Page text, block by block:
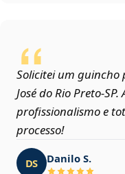
Solicitei um guincho
José do Rio
profissionalismo e
processo!
DS Danilo S.